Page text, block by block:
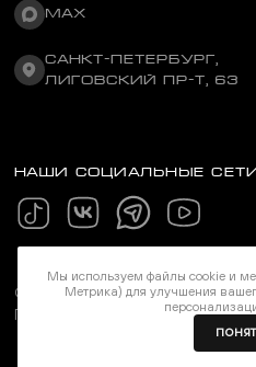
MAX
САНКТ-ПЕТЕРБУРГ,
ЛИГОВСКИЙ ПР-Т, 63
НАШИ СОЦИАЛЬНЫЕ
©Stereozona 2026. Все права
Политика конфиденциальности
Мы используем файлы cookie и
Метрика) для улучшения